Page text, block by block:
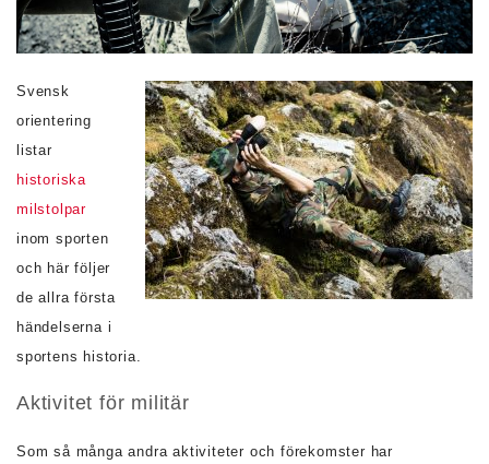
Svensk
orientering
listar
historiska
milstolpar
inom sporten
och här följer
de allra första
händelserna i
sportens historia.
Aktivitet för militär
Som så många andra aktiviteter och förekomster har